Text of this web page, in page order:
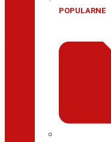
POPULARNE